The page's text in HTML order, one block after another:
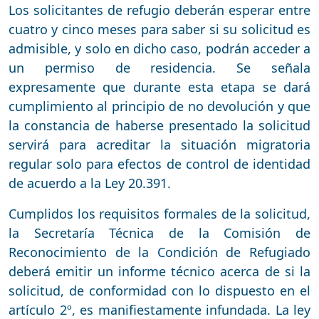
Los solicitantes de refugio deberán esperar entre
cuatro y cinco meses para saber si su solicitud es
admisible, y solo en dicho caso, podrán acceder a
un permiso de residencia. Se señala
expresamente que durante esta etapa se dará
cumplimiento al principio de no devolución y que
la constancia de haberse presentado la solicitud
servirá para acreditar la situación migratoria
regular solo para efectos de control de identidad
de acuerdo a la Ley 20.391.
Cumplidos los requisitos formales de la solicitud,
la Secretaría Técnica de la Comisión de
Reconocimiento de la Condición de Refugiado
deberá emitir un informe técnico acerca de si la
solicitud, de conformidad con lo dispuesto en el
artículo 2º, es manifiestamente infundada. La ley